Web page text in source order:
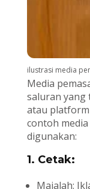
ilustrasi media
Media
saluran
atau
contoh
digunakan:
1. Cetak:
Majalah: